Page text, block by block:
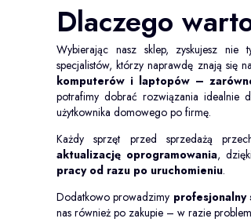
Dlaczego
Wybierając nasz sklep, zyskujesz
specjalistów, którzy naprawdę znają się
komputerów i laptopów –
potrafimy dobrać rozwiązania idealnie
użytkownika domowego po firmę.
Każdy sprzęt przed sprzedażą
aktualizację oprogramowania,
pracy od razu po uruchomieniu.
Dodatkowo prowadzimy
nas również po zakupie – w razie